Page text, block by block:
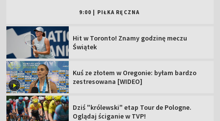
9:00 PIŁKA RĘCZNA
Hit w Toronto! Znamy godzinę meczu
Świątek
Kuś ze złotem w Oregonie: byłam bardzo
zestresowana [WIDEO]
Dziś "królewski" etap Tour de Pologne.
Oglądaj ściganie w TVP!